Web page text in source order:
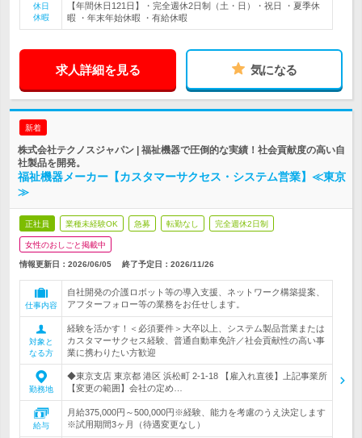
休日
休暇
【年間休日121日】・完全週休2日制（土・日）・祝日 ・夏季休
暇 ・年末年始休暇 ・有給休暇
求人詳細を見る 気になる
新着
株式会社テクノスジャパン | 福祉機器で圧倒的な実績！社会貢献度の高い自
社製品を開発。
福祉機器メーカー【カスタマーサクセス・システム営業】≪東京
≫
正社員 業種未経験OK 急募 転勤なし 完全週休2日制
女性のおしごと掲載中
情報更新日：2026/06/05 終了予定日： 2026/11/26
仕事内容
自社開発の介護ロボット等の導入支援、ネットワーク構築提案、
アフターフォロー等の業務をお任せします。
対象と
なる方
経験を活かす！＜必須要件＞大卒以上、システム製品営業または
カスタマーサクセス経験、普通自動車免許／社会貢献性の高い事
業に携わりたい方歓迎
勤務地
◆東京支店 東京都 港区 浜松町 2-1-18 【雇入れ直後】上記事業所
【変更の範囲】会社の定め…
給与
月給375,000円～500,000円※経験、能力を考慮のうえ決定します
※試用期間3ヶ月（待遇変更なし）